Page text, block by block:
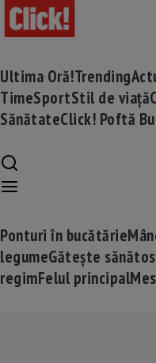
Ultima Oră!Trending
TimeSportStil de viață
SănătateClick! Poftă
Ponturi în bucătărie
legumeGătește sănătos
regimFelul principal